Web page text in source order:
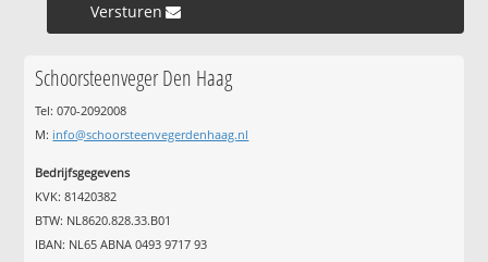
Versturen »
Schoorsteenveger Den Haag
Tel: 070-2092008
M: info@schoorsteenvegerdenhaag.nl
Bedrijfsgegevens
KVK: 81420382
BTW: NL8620.828.33.B01
IBAN: NL65 ABNA 0493 9717 93